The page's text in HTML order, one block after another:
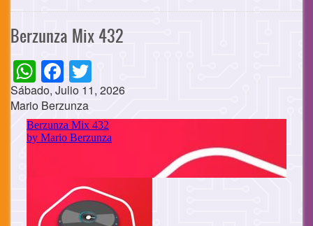
Berzunza Mix 432
WhatsApp
Facebook
Sábado, Julio 11, 2026
Mario Berzunza
Cuerpo